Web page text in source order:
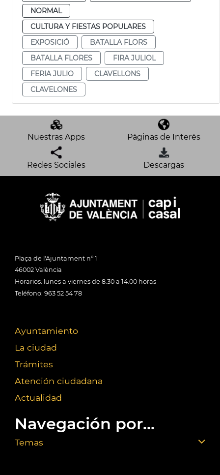
NORMAL
CULTURA Y FIESTAS POPULARES
EXPOSICIÓ
BATALLA FLORS
BATALLA FLORES
FIRA JULIOL
FERIA JULIO
CLAVELLONS
CLAVELONES
Nuestras Apps Páginas de Interés
Redes Sociales Descargas
Plaça de l'Ajuntament nº 1
46002 València
Horarios: lunes a viernes de 8:30 a 14:00 horas
Teléfono: 963 52 54 78
Ayuntamiento
La ciudad
Trámites
Atención ciudadana
Actualidad
Navegación por...
Temas